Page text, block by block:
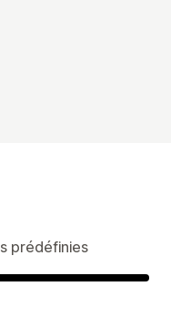
prédéfinies